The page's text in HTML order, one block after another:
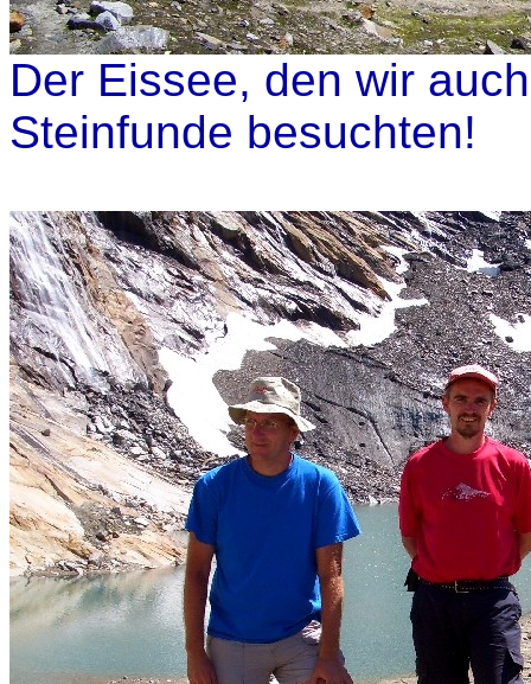
Der Eissee, den wir
Steinfunde besuchten!